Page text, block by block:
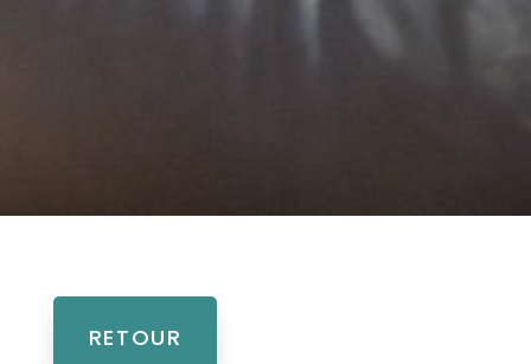
RETOUR